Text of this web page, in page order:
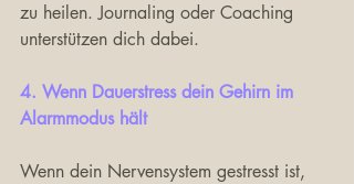
zu heilen. Journaling oder Coaching
unterstützen dich dabei.
4. Wenn Dauerstress dein Gehirn im
Alarmmodus hält
Wenn dein Nervensystem gestresst ist,